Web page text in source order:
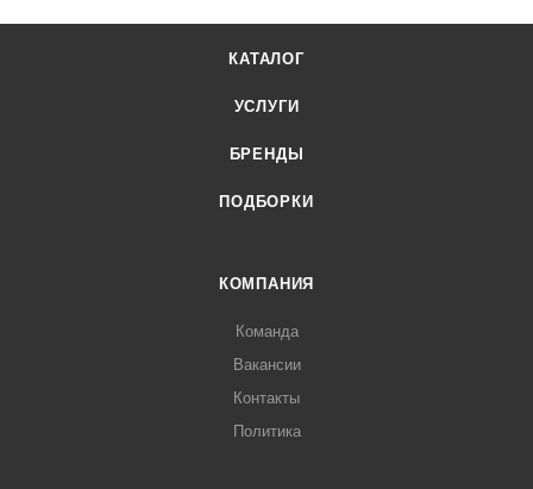
КАТАЛОГ
УСЛУГИ
БРЕНДЫ
ПОДБОРКИ
КОМПАНИЯ
Команда
Вакансии
Контакты
Политика